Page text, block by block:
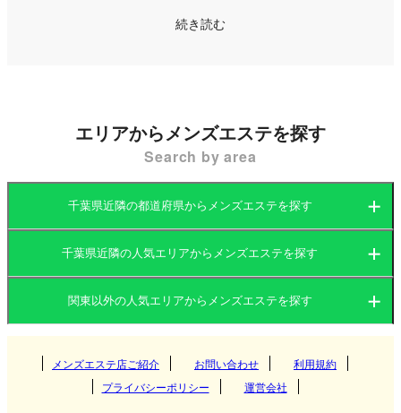
るため国際的な玄関口としても知られ、観光やビジ
千葉県内のメンズエステ（メンエス）店は、主要都
市を中心に展開されています。特に千葉駅や柏駅周
辺には多くの店舗が集中しており、アクセスが良く
利便性の高いエリアとして人気です。幕張や船橋エ
リアでもメンズエステ店が増えており、都会的な洗
練された空間やリラックスできる癒しを提供する店
舗が目立ちます。
千葉県のメンズエステ店の多くはマンション型を採
続き読む
エリアからメンズエステを探す
Search by area
千葉県近隣の都道府県からメンズエステを探す
茨城県 群馬県
栃木県 東京都
神奈川県 千葉県
千葉県近隣の人気エリアからメンズエステを探す
つくば 群馬県
関東以外の人気エリアからメンズエステを探す
関西
メンズエステ店ご紹介 お問い合わせ
利用規約
プライバシーポリシー
運営会社